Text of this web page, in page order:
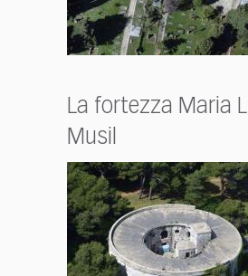
La fortezza Maria
Musil